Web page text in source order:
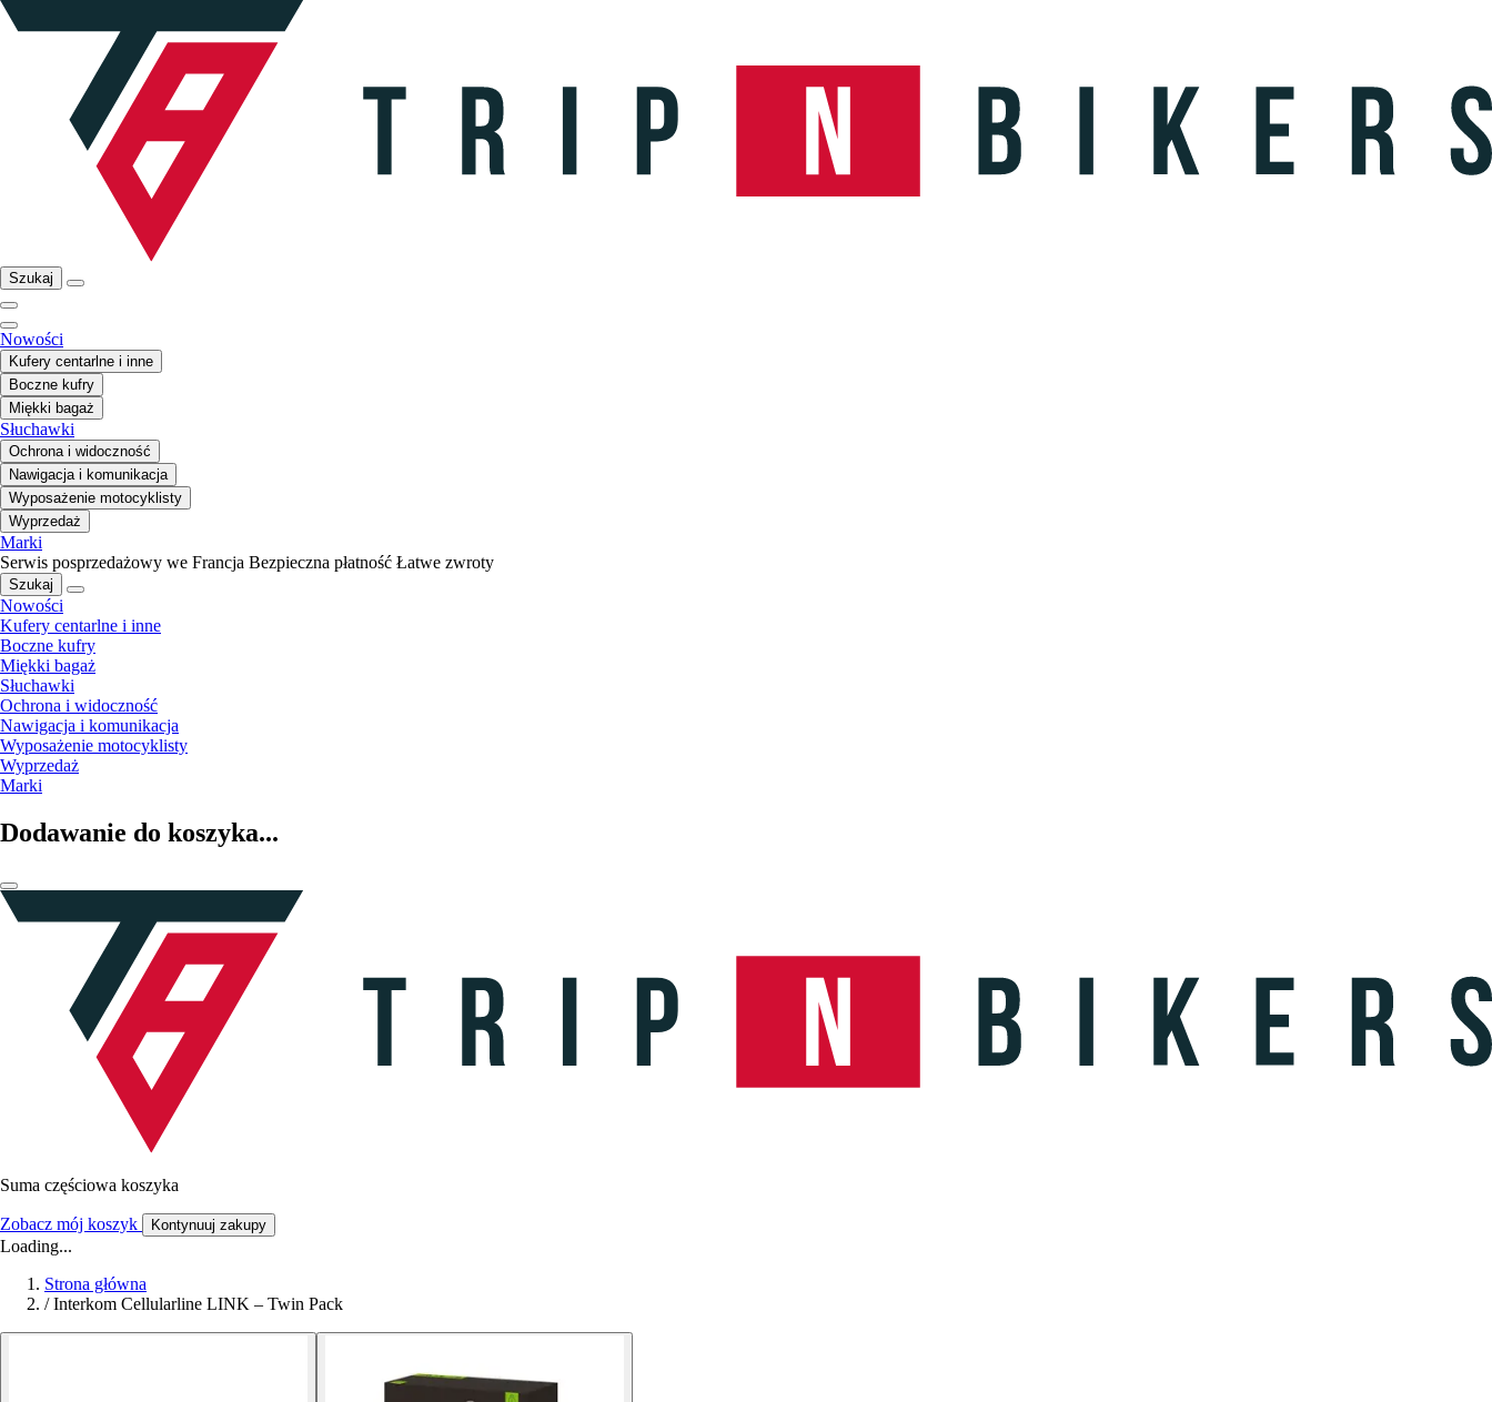
Szukaj
Nowości
Kufery centarlne i inne
Boczne kufry
Miękki bagaż
Słuchawki
Ochrona i widoczność
Nawigacja i komunikacja
Wyposażenie motocyklisty
Wyprzedaż
Marki
Serwis posprzedażowy we Francja Bezpieczna płatność Łatwe zwroty
Szukaj
Nowości
Kufery centarlne i inne
Boczne kufry
Miękki bagaż
Słuchawki
Ochrona i widoczność
Nawigacja i komunikacja
Wyposażenie motocyklisty
Wyprzedaż
Marki
Dodawanie do koszyka...
Suma częściowa koszyka
Zobacz mój koszyk Kontynuuj zakupy
Loading...
Strona główna
/ Interkom Cellularline LINK – Twin Pack